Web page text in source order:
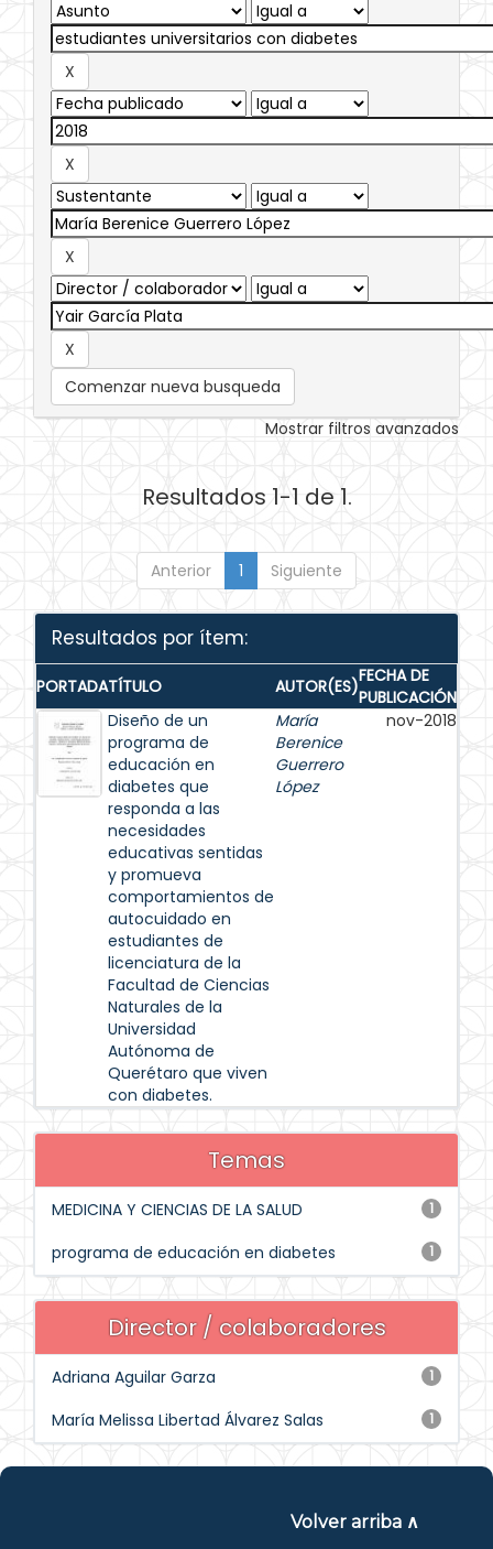
Comenzar nueva busqueda
Mostrar filtros avanzados
Resultados 1-1 de 1.
Anterior 1 Siguiente
Resultados por ítem:
PORTADATÍTULO AUTOR(ES)FECHA DE
PUBLICACIÓN
Diseño de un
programa de
educación en
diabetes que
responda a las
necesidades
educativas sentidas
y promueva
comportamientos de
autocuidado en
estudiantes de
licenciatura de la
Facultad de Ciencias
Naturales de la
Universidad
Autónoma de
Querétaro que viven
con diabetes.
María
Berenice
Guerrero
López
nov-2018
Temas
1
MEDICINA Y CIENCIAS DE LA SALUD
1
programa de educación en diabetes
Director / colaboradores
1
Adriana Aguilar Garza
1
María Melissa Libertad Álvarez Salas
Volver arriba ∧